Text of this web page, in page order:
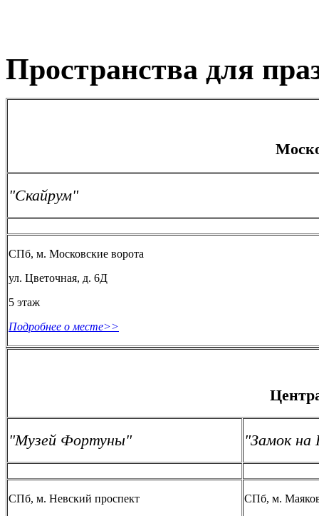
Пространства для
"Скайрум"
СПб, м. Московские ворота
ул. Цветочная, д. 6Д
5 этаж
Подробнее о месте>>
"Музей Фортуны" "Замок на
СПб, м. Невский проспект
СПб, м.